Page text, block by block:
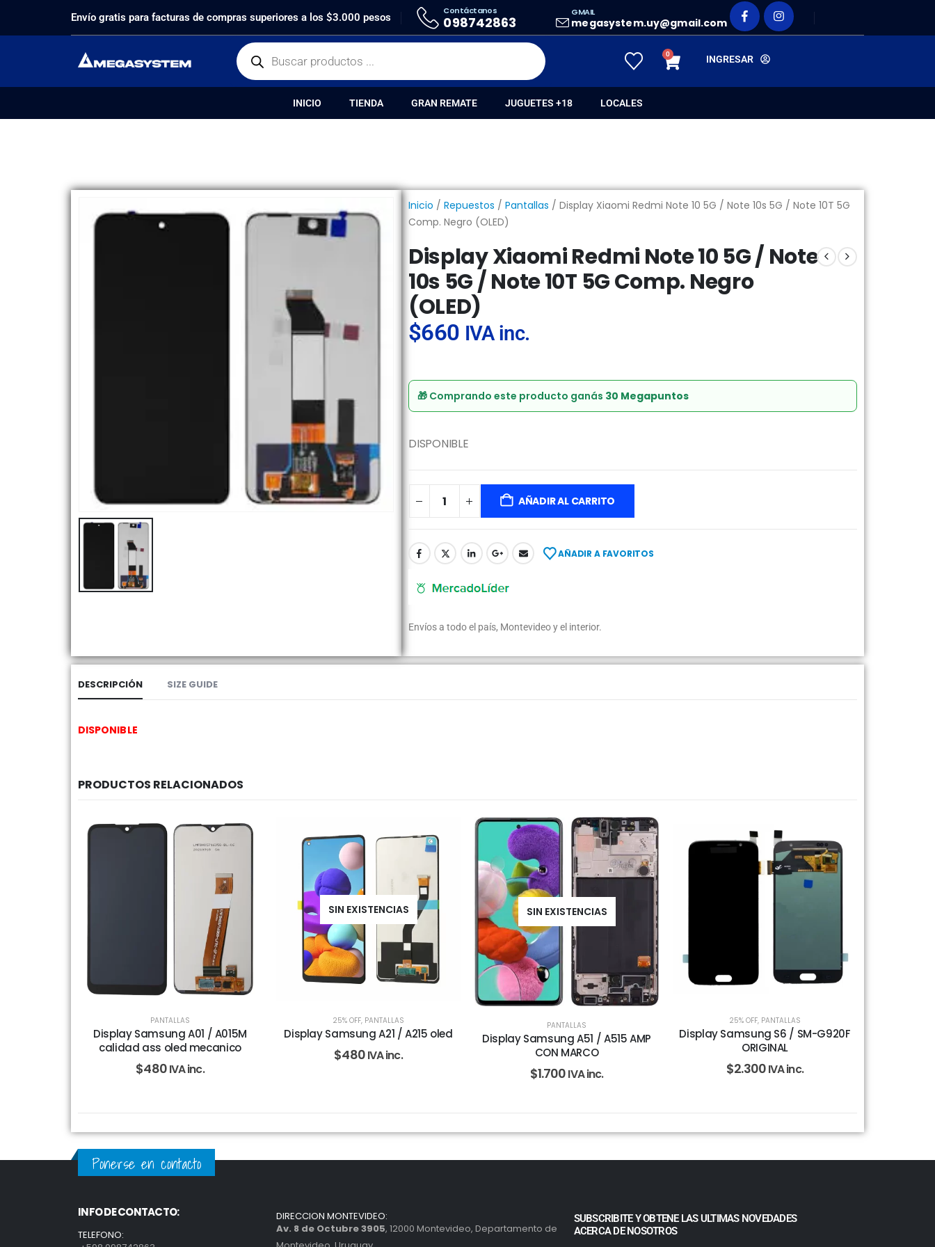
Envío gratis para facturas de compras superiores a los $3.000 pesos
Contáctanos
098742863
GMAIL
megasystem.uy@gmail.com
0 INGRESAR
INICIO TIENDA GRAN REMATE JUGUETES +18 LOCALES
PRODUCTOSREPUESTOS, PANTALLAS DISPLAY XIAOMI REDMI NOTE 10 5G / NOTE 10S 5G / NOTE 10T 5G COMP. NEGRO (OLED)
Inicio / Repuestos / Pantallas / Display Xiaomi Redmi Note 10 5G / Note 10s 5G / Note 10T 5G
Comp. Negro (OLED)
Display Xiaomi Redmi Note 10 5G / Note
10s 5G / Note 10T 5G Comp. Negro
(OLED)
$660 IVA inc.
🎁 Comprando este producto ganás 30 Megapuntos
DISPONIBLE
AÑADIR AL CARRITO
AÑADIR A FAVORITOS
Envíos a todo el país, Montevideo y el interior.
DESCRIPCIÓN SIZE GUIDE
DISPONIBLE
PRODUCTOS RELACIONADOS
PANTALLAS
Display Samsung A01 / A015M
calidad ass oled mecanico
$480IVA inc.
SIN EXISTENCIAS
25% OFF, PANTALLAS
Display Samsung A21 / A215 oled
$480IVA inc.
SIN EXISTENCIAS
PANTALLAS
Display Samsung A51 / A515 AMP
CON MARCO
$1.700IVA inc.
25% OFF, PANTALLAS
Display Samsung S6 / SM-G920F
ORIGINAL
$2.300IVA inc.
Ponerse en contacto
INFO DE CONTACTO:
TELEFONO:
DIRECCION MONTEVIDEO:
Av. 8 de Octubre 3905, 12000 Montevideo, Departamento de
SUBSCRIBITE Y OBTENE LAS ULTIMAS NOVEDADES
ACERCA DE NOSOTROS